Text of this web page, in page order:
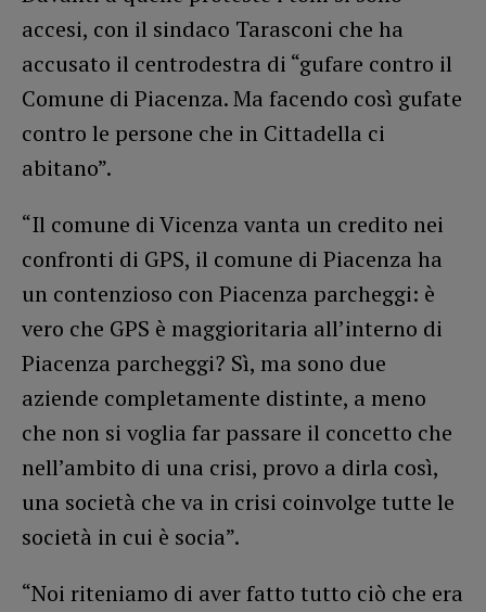
accesi, con il sindaco Tarasconi che ha
accusato il centrodestra di “gufare contro il
Comune di Piacenza. Ma facendo così gufate
contro le persone che in Cittadella ci
abitano”.
“Il comune di Vicenza vanta un credito nei
confronti di GPS, il comune di Piacenza ha
un contenzioso con Piacenza parcheggi: è
vero che GPS è maggioritaria all’interno di
Piacenza parcheggi? Sì, ma sono due
aziende completamente distinte, a meno
che non si voglia far passare il concetto che
nell’ambito di una crisi, provo a dirla così,
una società che va in crisi coinvolge tutte le
società in cui è socia”.
“Noi riteniamo di aver fatto tutto ciò che era